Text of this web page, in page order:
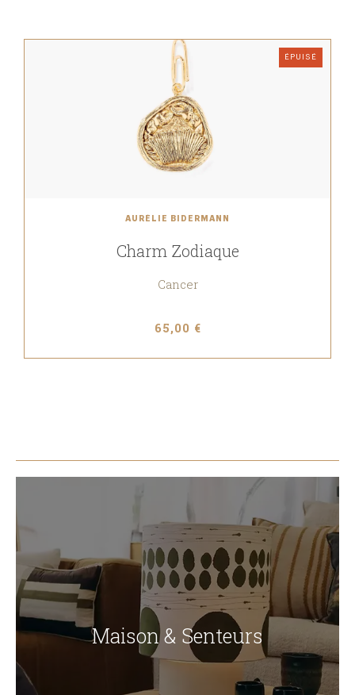
ÉPUISÉ
AURÉLIE BIDERMANN
Charm Zodiaque
Cancer
65,00 €
Maison & Senteurs